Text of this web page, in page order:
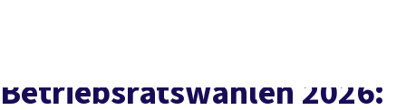
Service
Mitmachen
Betriebsratswahlen 2026: